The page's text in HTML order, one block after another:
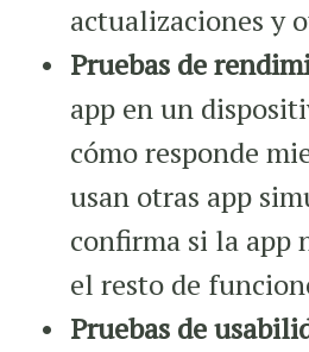
actualizaciones y
Pruebas de
app en un
cómo responde
usan otras app
confirma si la app
el resto de
Pruebas de